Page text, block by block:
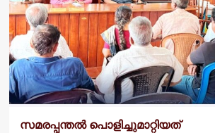
സമരപ്പന്തൽ പൊളിച്ചുമാറ്റിയത്